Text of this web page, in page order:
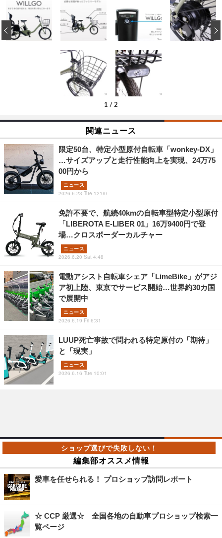
1 / 2
‹
関連ニュース
限定50台、特定小型原付自転車「wonkey-DX」
…サイズアップと走行性能向上を実現、24万75
00円から
ニュース
2026.6.23 Tue 12:00
免許不要で、航続40kmの自転車型特定小型原付
「LIBEROTA E-LIBER 01」16万9400円で登
場…クロスボーダーカルチャー
ニュース
2026.6.20 Sat 4:48
電動アシスト自転車シェア「LimeBike」がアジ
ア初上陸、東京でサービス開始…世界約30カ国
で展開中
ニュース
2026.6.19 Fri 6:31
LUUP死亡事故で問われる特定原付の「期待」
と「現実」
ニュース
2026.6.16 Tue 10:01
編集部オススメ情報
愛車を任せられる！ プロショップ訪問レポート
☆ CCP 厳選☆ 全国各地の自動車プロショップ検索一
覧ページ